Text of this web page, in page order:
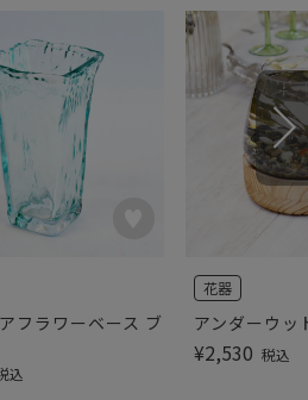
フラワーベース ブ
込
アンダーウッ
花器
¥2,530 税込